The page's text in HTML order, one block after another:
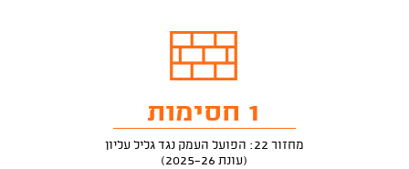
1 חסימות
מחזור 22: הפועל העמק נגד גליל עליון
(עונת 2025-26)